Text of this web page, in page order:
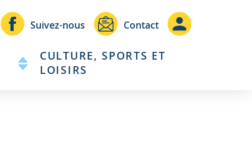
Header
-
Communication
Suivez-nous Contact
Header
-
CULTURE, SPORTS ET
LOISIRS